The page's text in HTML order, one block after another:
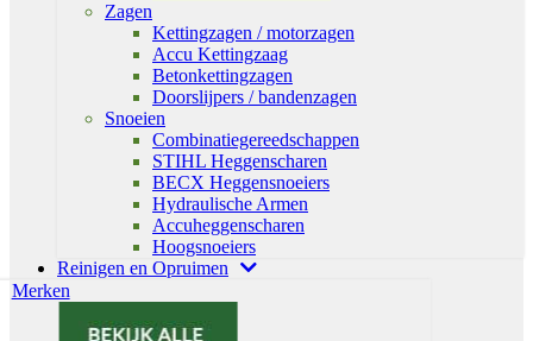
Zagen
Kettingzagen / motorzagen
Accu Kettingzaag
Betonkettingzagen
Doorslijpers / bandenzagen
Snoeien
Combinatiegereedschappen
STIHL Heggenscharen
BECX Heggensnoeiers
Hydraulische Armen
Accuheggenscharen
Hoogsnoeiers
Reinigen en Opruimen
Merken